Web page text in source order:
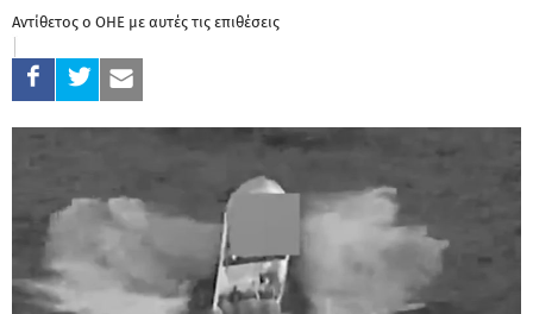
Αντίθετος ο ΟΗΕ με αυτές τις επιθέσεις